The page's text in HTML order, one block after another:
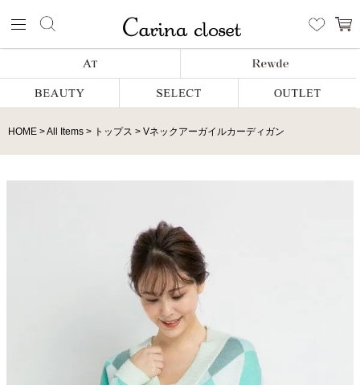
HOME All Items トップス Vネックアーガイルカーディガン